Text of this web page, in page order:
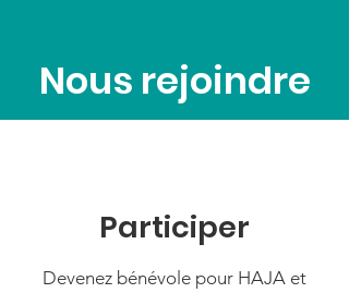
Nous rejoindre
Participer
Devenez bénévole pour HAJA et